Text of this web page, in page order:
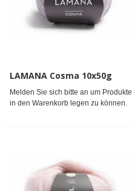
LAMANA Cosma 10x50g
Melden Sie sich bitte an um Produkte
in den Warenkorb legen zu können.